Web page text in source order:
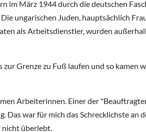
im März 1944 durch die deutschen
ungarischen Juden, hauptsächlich
als Arbeitsdienstler, wurden
zur Grenze zu Fuß laufen und so kamen
Arbeiterinnen. Einer der
Das war für mich das Schrecklichste
nicht überlebt.